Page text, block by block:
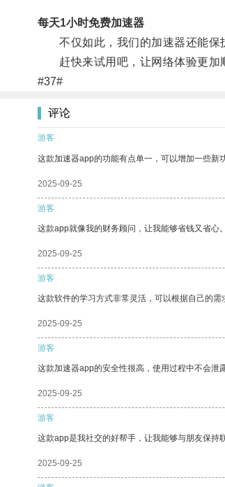
每天1小时免费加速器
不仅如此，我们的加速器还能保
赶快来试用吧，让网络体验更加
#37#
评论
游客
这款加速器app的功能有点单一，可以增加一些新
2025-09-25
游客
这款app就像我的财务顾问，让我能够省钱又省心。
2025-09-25
游客
这款软件的学习方式非常灵活，可以根据自己的需
2025-09-25
游客
这款加速器app的安全性很高，使用过程中不会泄
2025-09-25
游客
这款app是我社交的好帮手，让我能够与朋友保持
2025-09-25